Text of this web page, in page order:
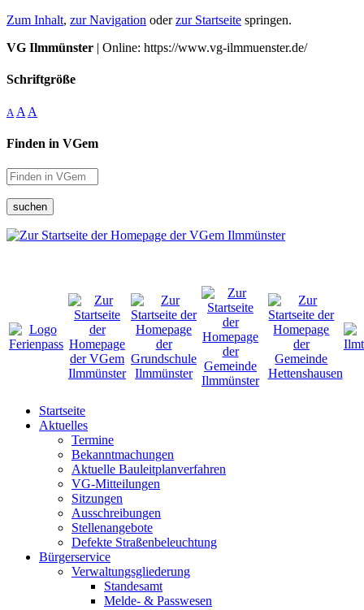
Zum Inhalt, zur Navigation oderzur Startseite springen.
VG Ilmmünster | Online: https://www.vg-ilmmuenster.de/
Schriftgröße
A A A
Finden in VGem
suchen
Startseite
Aktuelles
Termine
Bekanntmachungen
Aktuelle Bauleitplanverfahren
VG-Mitteilungen
Sitzungen
Ausschreibungen
Stellenangebote
Defekte Straßenbeleuchtung
Bürgerservice
Verwaltungsgliederung
Standesamt
Melde- & Passwesen